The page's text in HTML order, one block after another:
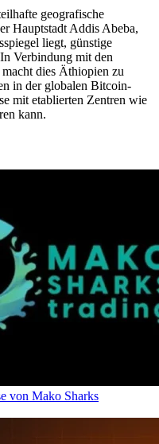
geografische
Hauptstadt Addis Abeba,
liegt, günstige
Verbindung mit den
dies Äthiopien zu
in der globalen Bitcoin-
mit etablierten Zentren wie
kann.
von Mako Sharks